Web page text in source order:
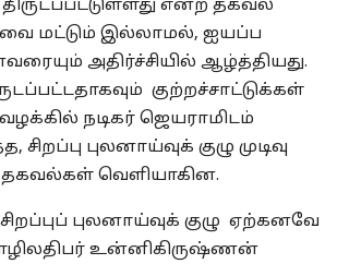
என்ற தகவல்
மட்டும் இல்லாமல், ஐயப்ப
அதிர்ச்சியில் ஆழ்த்தியது.
குற்றச்சாட்டுக்கள்
நடிகர் ஜெயராமிடம்
புலனாய்வுக் குழு முடிவு
வெளியாகின.
புலனாய்வுக் குழு ஏற்கனவே
உன்னிகிருஷ்ணன்